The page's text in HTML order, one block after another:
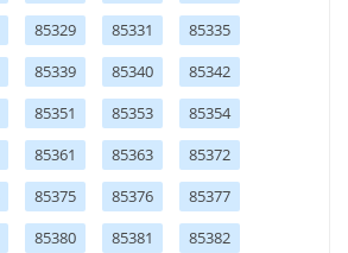
85329 85331
85335
85339 85340
85342
85351 85353
85354
85361 85363
85372
85375 85376
85377
85380 85381
85382